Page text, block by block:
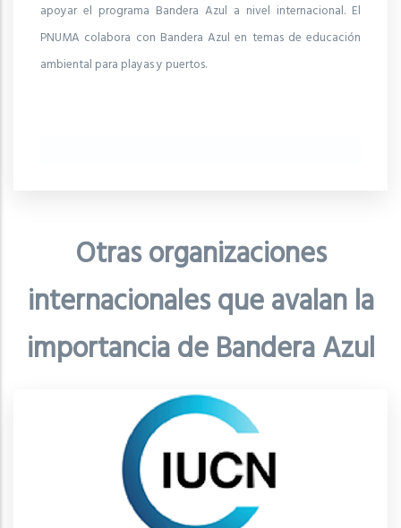
apoyar el programa Bandera Azul a nivel internacional. El
PNUMA colabora con Bandera Azul en temas de educación
ambiental para playas y puertos.
Otras organizaciones
internacionales que avalan la
importancia de Bandera Azul